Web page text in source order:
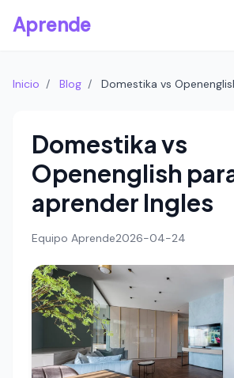
Aprende
Inicio / Blog / Domestika vs
Domestika vs
Openenglish
aprender Ingles
Equipo Aprende2026-04-24